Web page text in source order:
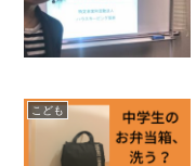
こども